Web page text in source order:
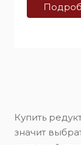
Купить
значит